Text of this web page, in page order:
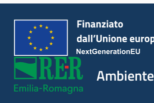
Piani Programmi
Progetti
Ambiente